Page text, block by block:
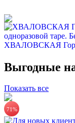
ХВАЛОВСКАЯ
845 руб.
Выгодные
Показать все
71%